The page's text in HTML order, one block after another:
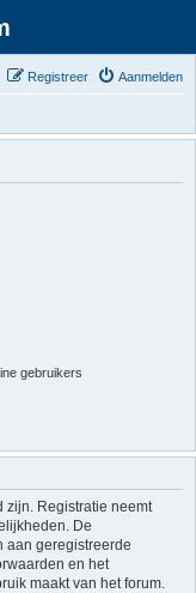
Aanmelden
Registreer
gebruikers
zijn. Registratie neemt
De
aan geregistreerde
en het
maakt van het forum.